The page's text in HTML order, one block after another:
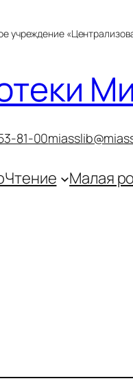
учреждение
81-00
Малая